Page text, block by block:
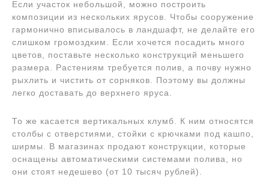
Если участок небольшой, можно построить
композиции из нескольких ярусов. Чтобы сооружение
гармонично вписывалось в ландшафт, не делайте его
слишком громоздким. Если хочется посадить много
цветов, поставьте несколько конструкций меньшего
размера. Растениям требуется полив, а почву нужно
рыхлить и чистить от сорняков. Поэтому вы должны
легко доставать до верхнего яруса.
То же касается вертикальных клумб. К ним относятся
столбы с отверстиями, стойки с крючками под кашпо,
ширмы. В магазинах продают конструкции, которые
оснащены автоматическими системами полива, но
они стоят недешево (от 10 тысяч рублей).